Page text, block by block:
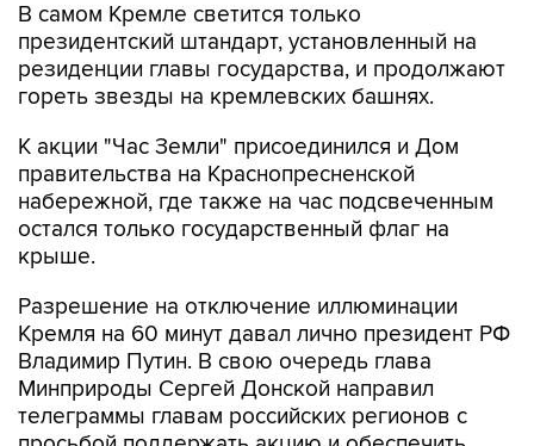
В самом Кремле светится только
президентский штандарт, установленный на
резиденции главы государства, и продолжают
гореть звезды на кремлевских башнях.
К акции "Час Земли" присоединился и Дом
правительства на Краснопресненской
набережной, где также на час подсвеченным
остался только государственный флаг на
крыше.
Разрешение на отключение иллюминации
Кремля на 60 минут давал лично президент РФ
Владимир Путин. В свою очередь глава
Минприроды Сергей Донской направил
телеграммы главам российских регионов с